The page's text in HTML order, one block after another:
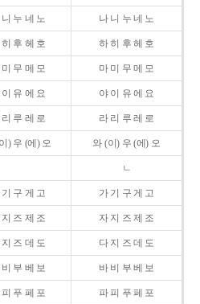
니 누 네 노 나 니 누 네 노
후 헤 호 하 히 후 헤 호
미 무 메 모 마 미 무 메 모
이 유 에 요 야 이 유 에 요
리 루 레 로 라 리 루 레 로
) 우 (에) 오 와 (이) 우 (에) 오
ㄴ
기 구 게 고 가 기 구 게 고
지 즈 제 조 자 지 즈 제 조
지 즈 데 도 다 지 즈 데 도
비 부 베 보 바 비 부 베 보
푸 페 포 파 피 푸 페 포